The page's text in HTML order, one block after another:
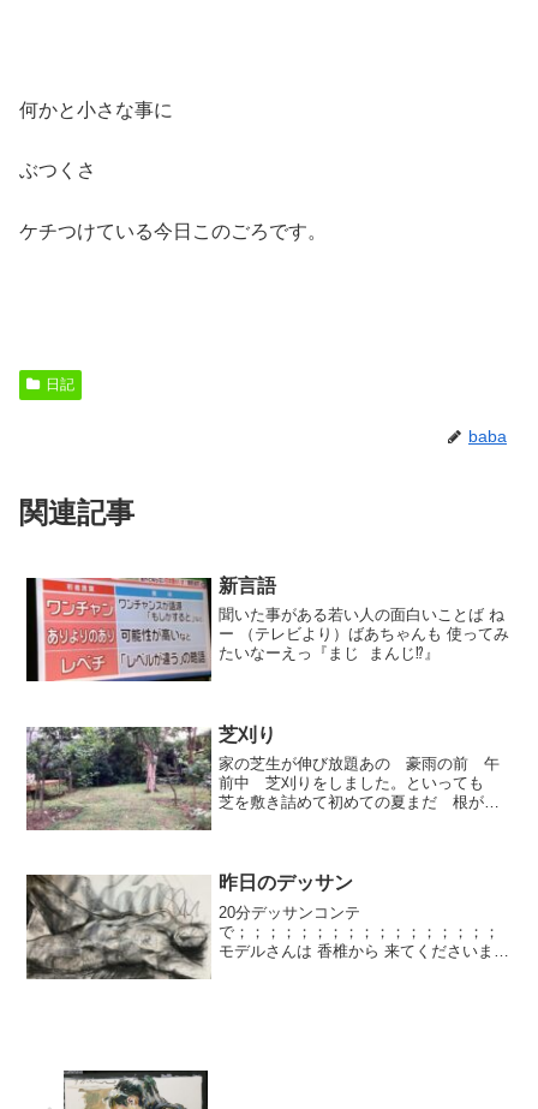
何かと小さな事に
ぶつくさ
ケチつけている今日このごろです。
日記
baba
関連記事
新言語
聞いた事がある若い人の面白いことば ね
ー （テレビより）ばあちゃんも 使ってみ
たいなーえっ『まじ まんじ⁉️』
芝刈り
家の芝生が伸び放題あの 豪雨の前 午
前中 芝刈りをしました。といっても
芝を敷き詰めて初めての夏まだ 根がし
を刈った。やっぱり 芝刈...
昨日のデッサン
20分デッサンコンテ
で；；；；；；；；；；；；；；；；；
モデルさんは 香椎から 来てくださいまし